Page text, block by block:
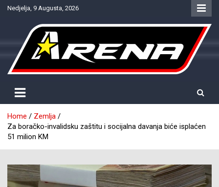
SkipNedjelja, 9 Augusta, 2026
NTV Arena
Home
Zemlja
Za boračko-invalidsku zaštitu i socijalna davanja biće isplaćen
51 milion KM